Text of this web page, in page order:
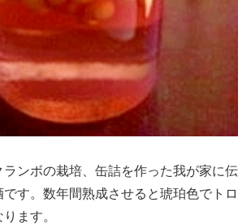
ランボの栽培、缶詰を作った我が家に伝
す。数年間熟成させると琥珀色でトロ
ます。